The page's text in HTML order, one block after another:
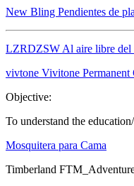
New Bling Pendientes de
LZRDZSW Al aire libre del
vivtone Vivitone
Objective:
To understand the
Mosquitera para Cama
Timberland